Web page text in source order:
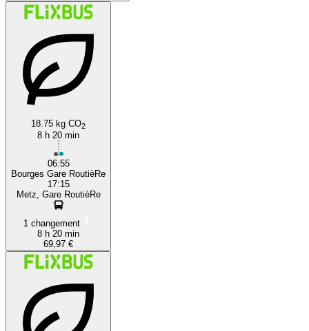
18.75 kg CO2
8 h 20 min
06:55
Bourges Gare RoutièRe
17:15
Metz, Gare RoutièRe
1 changement
8 h 20 min
69,97 €